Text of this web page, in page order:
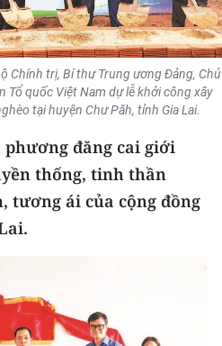
MỖI XÃ
Chính trị, Bí thư Trung ương Đảng, Chủ
Tổ quốc Việt Nam dự lễ khởi công xây
tại huyện Chư Păh, tỉnh Gia Lai.
đăng cai giới
thống, tinh thần
tương ái của cộng đồng